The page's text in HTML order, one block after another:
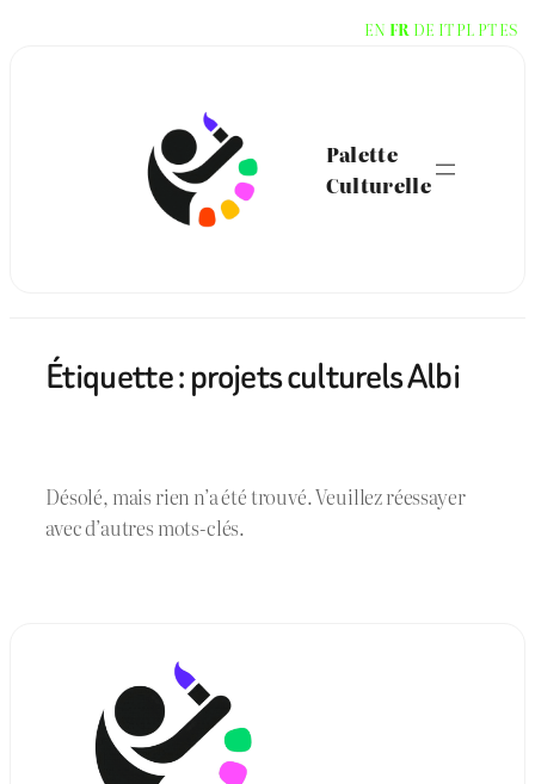
Palette
Culturelle
Étiquette :projets culturels Albi
Désolé, mais rien n’a été trouvé. Veuillez réessayer
avec d’autres mots-clés.
EN FR DE ITPL PTES